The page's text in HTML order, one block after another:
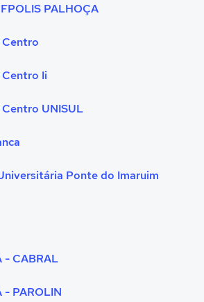
PALHOÇA
Centro
Ii
UNISUL
Ponte do Imaruim
- CABRAL
- PAROLIN